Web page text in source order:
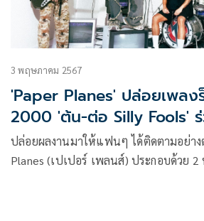
3 พฤษภาคม 2567
'Paper Planes' ปล่อยเพลง
2000 'ต้น-ต่อ Silly Fools'
ปล่อยผลงานมาให้แฟนๆ ได้ติดตามอย่าง
Planes (เปเปอร์ เพลนส์) ประกอบด้วย